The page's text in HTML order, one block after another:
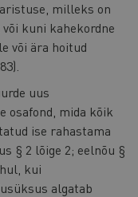
milleks on
kuni kahekordne
või ära hoitud
uus
osafond, mida kõik
ise rahastama
§ 2 lõige 2; eelnõu §
kui
algatab